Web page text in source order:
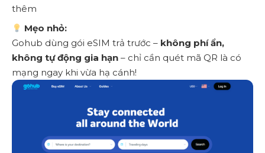
thêm
Mẹo nhỏ:
Gohub dùng gói eSIM trả trước – không phí ẩn,
không tự động gia hạn – chỉ cần quét mã QR là có
mạng ngay khi vừa hạ cánh!